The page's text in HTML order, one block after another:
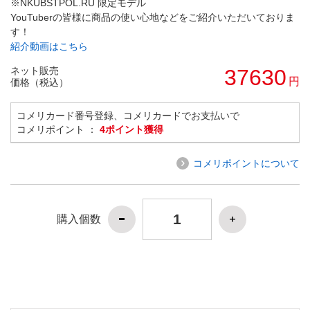
※NKUBSTPOL.RU 限定モデル
YouTuberの皆様に商品の使い心地などをご紹介いただいておりま
す！
紹介動画はこちら
ネット販売
価格（税込）
37630 円
コメリカード番号登録、コメリカードでお支払いで
コメリポイント ： 4ポイント獲得
コメリポイントについて
購入個数